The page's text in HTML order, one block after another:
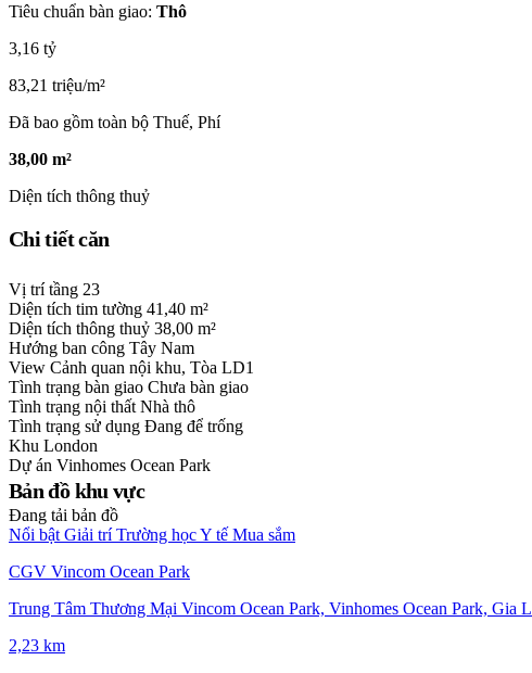
Tiêu chuẩn bàn giao: Thô
3,16 tỷ
83,21 triệu/m²
Đã bao gồm toàn bộ Thuế, Phí
38,00 m²
Diện tích thông thuỷ
Chi tiết căn
Vị trí tầng 23
Diện tích tim tường 41,40 m²
Diện tích thông thuỷ 38,00 m²
Hướng ban công Tây Nam
View Cảnh quan nội khu, Tòa LD1
Tình trạng bàn giao Chưa bàn giao
Tình trạng nội thất Nhà thô
Tình trạng sử dụng Đang để trống
Khu London
Dự án Vinhomes Ocean Park
Bản đồ khu vực
Đang tải bản đồ
Nổi bật Giải trí Trường họcY tế Mua sắm
CGV Vincom Ocean Park
Trung Tâm Thương Mại Vincom Ocean Park, Vinhomes Ocean Park, Gia
2,23 km